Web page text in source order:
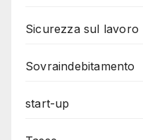
Sicurezza sul lavoro
Sovraindebitamento
start-up